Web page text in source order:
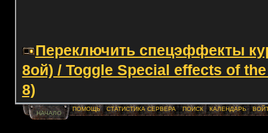
Переключить спецэффекты
8ой) / Toggle Special effects of
8)
НАЧАЛО
ПОМОЩЬ СТАТИСТИКА СЕРВЕРА ПОИСК КАЛЕНДАРЬ